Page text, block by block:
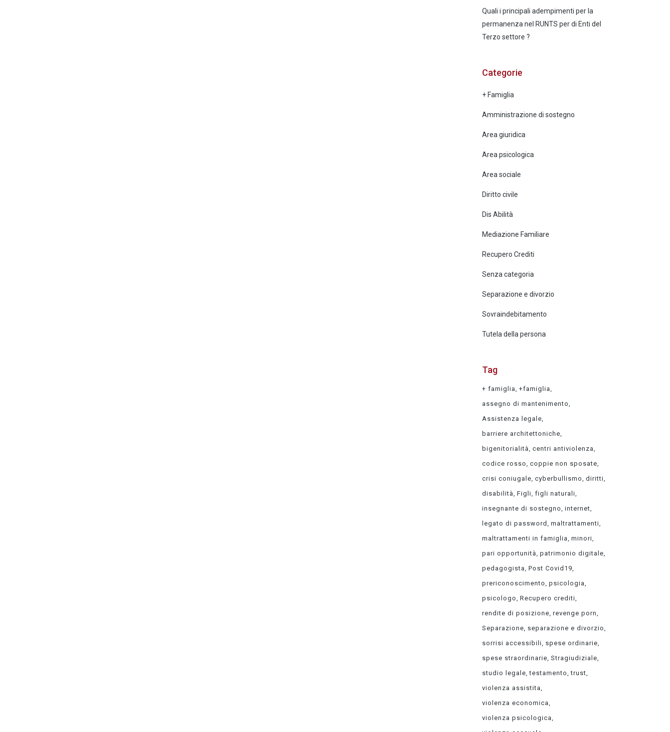
Quali i principali adempimenti per la
permanenza nel RUNTS per di Enti del
Terzo settore ?
Categorie
+ Famiglia
Amministrazione di sostegno
Area giuridica
Area psicologica
Area sociale
Diritto civile
Dis Abilità
Mediazione Familiare
Recupero Crediti
Senza categoria
Separazione e divorzio
Sovraindebitamento
Tutela della persona
Tag
+ famiglia +famiglia
assegno di mantenimento
Assistenza legale
barriere architettoniche
bigenitorialità centri antiviolenza
codice rosso coppie non sposate
crisi coniugale cyberbullismo diritti
disabilità Figli figli naturali
insegnante di sostegno internet
legato di password
maltrattamenti
maltrattamenti in famiglia minori
pari opportunità patrimonio digitale
pedagogista Post Covid19
prericonoscimento psicologia
psicologo Recupero crediti
rendite di posizione revenge porn
Separazione separazione e divorzio
sorrisi accessibili spese ordinarie
spese straordinarie Stragiudiziale
studio legale testamento trust
violenza assistita
violenza economica
violenza psicologica